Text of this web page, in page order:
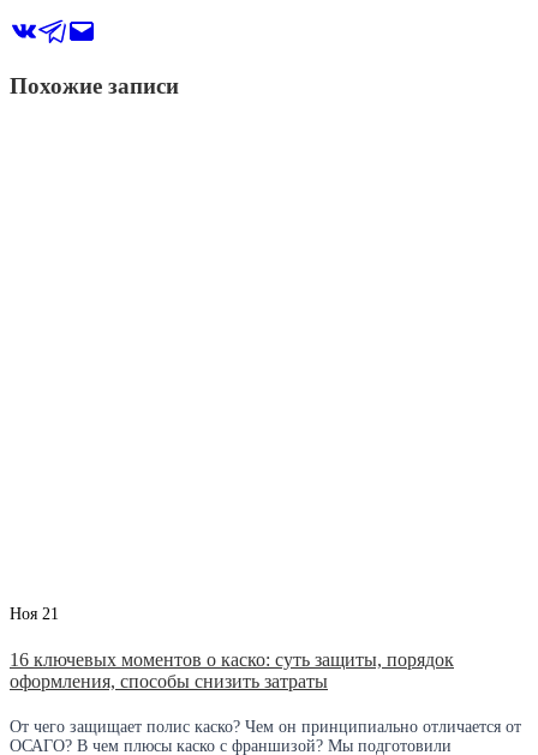
Похожие записи
Ноя 21
16 ключевых моментов о каско: суть защиты, порядок
оформления, способы снизить затраты
От чего защищает полис каско? Чем он принципиально отличается от
ОСАГО? В чем плюсы каско с франшизой? Мы подготовили